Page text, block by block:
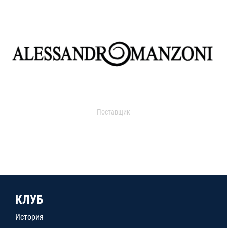
Поставщик
КЛУБ
История